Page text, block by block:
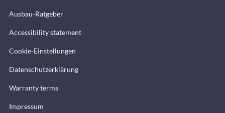
Ausbau-Ratgeber
Accessibility statement
Cookie-Einstellungen
Datenschutzerklärung
Warranty terms
Impressum